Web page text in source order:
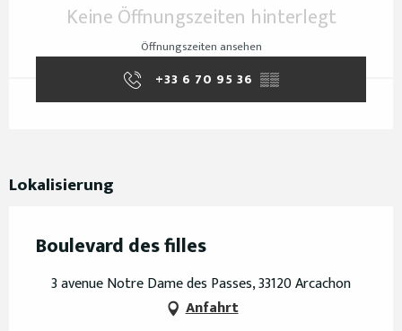
Keine Öffnungszeiten hinterlegt
Öffnungszeiten ansehen
+33 6 70 95 36 ▒▒
Lokalisierung
Boulevard des filles
3 avenue Notre Dame des Passes, 33120 Arcachon
Anfahrt